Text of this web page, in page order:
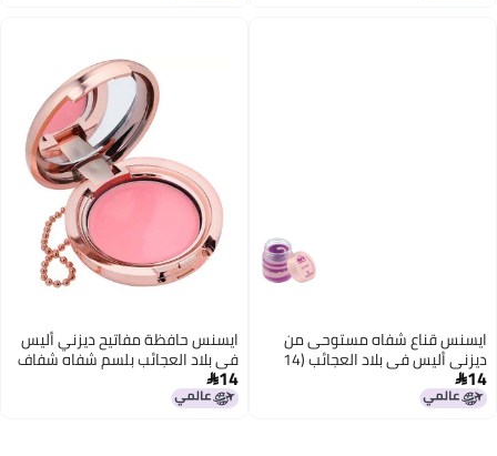
ايسنس قناع شفاه مستوحى من
ديزني أليس في بلاد العجائب (14
جرام)
14
ايسنس حافظة مفاتيح ديزني أليس
في بلاد العجائب بلسم شفاه شفاف
02
14